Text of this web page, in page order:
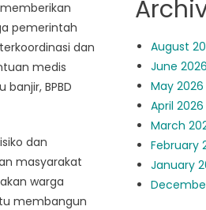
pemerintah
dan
medis
BPBD
dan
masyarakat
warga
membangun
August
June 2026
May 2026
April 2026
March
February
January